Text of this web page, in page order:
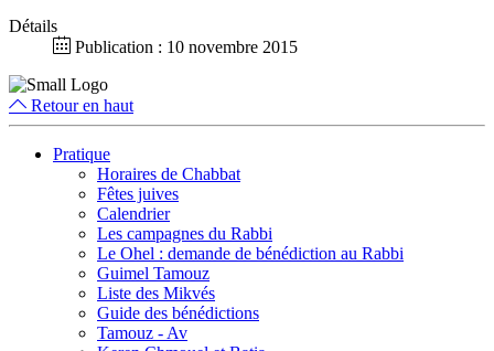
Détails
Publication : 10 novembre 2015
Retour en haut
Pratique
Horaires de Chabbat
Fêtes juives
Calendrier
Les campagnes du Rabbi
Le Ohel : demande de bénédiction au Rabbi
Guimel Tamouz
Liste des Mikvés
Guide des bénédictions
Tamouz - Av